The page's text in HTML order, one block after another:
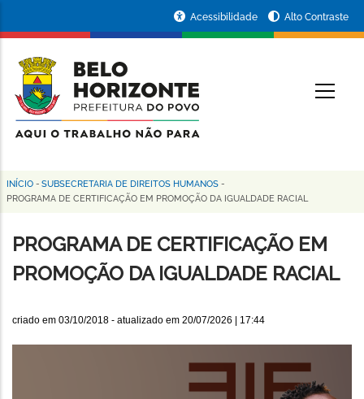
conteúdo
principal
da
Prefeitura
de
Horizonte
Acessibilidade Alto Contraste
Trilha
navegação
INÍCIO - SUBSECRETARIA DE DIREITOS HUMANOS -
PROGRAMA DE CERTIFICAÇÃO EM PROMOÇÃO DA IGUALDADE RACIAL
PROGRAMA DE CERTIFICAÇÃO EM
PROMOÇÃO DA IGUALDADE RACIAL
criado em 03/10/2018 - atualizado em 20/07/2026 | 17:44